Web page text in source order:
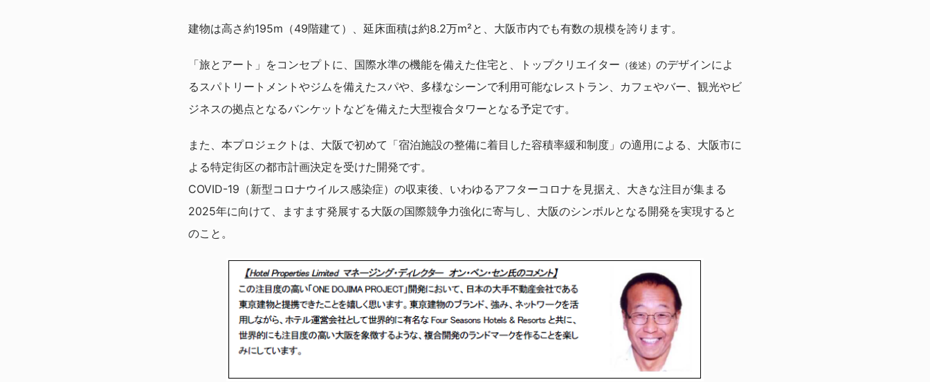
建物は高さ約195m（49階建て）、延床面積は約8.2万m²と、大阪市内でも有数の規模を誇ります。
「旅とアート」をコンセプトに、国際水準の機能を備えた住宅と、トップクリエイター （後述） のデザインによ
るスパトリートメントやジムを備えたスパや、多様なシーンで利用可能なレストラン、カフェやバー、観光やビ
ジネスの拠点となるバンケットなどを備えた大型複合タワーとなる予定です。
また、本プロジェクトは、大阪で初めて「宿泊施設の整備に着目した容積率緩和制度」の適用による、大阪市に
よる特定街区の都市計画決定を受けた開発です。
COVID-19（新型コロナウイルス感染症）の収束後、いわゆるアフターコロナを見据え、大きな注目が集まる
2025年に向けて、ますます発展する大阪の国際競争力強化に寄与し、大阪のシンボルとなる開発を実現すると
のこと。